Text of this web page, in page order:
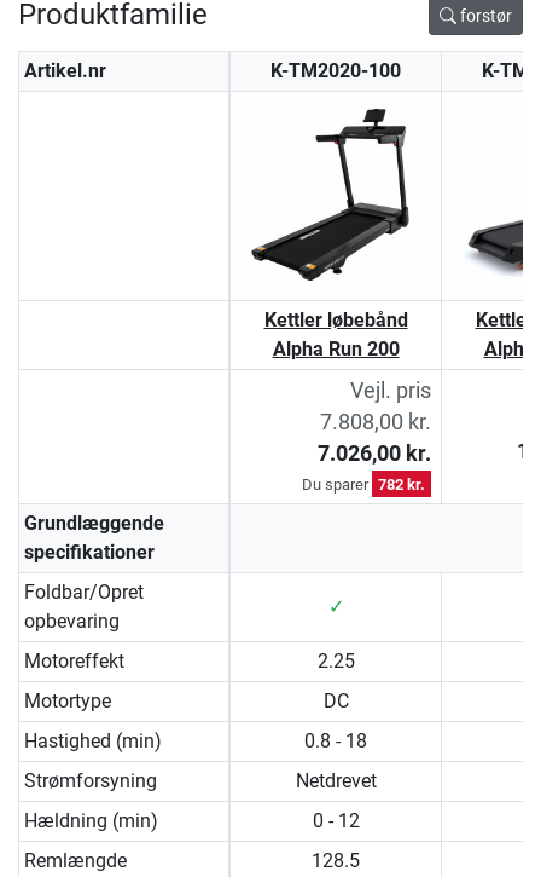
Produktfamilie forstør
Artikel.nr K-TM2020-100 K-
Kettler løbebånd
Alpha Run 200
Kettler
Alpha
Vejl. pris
7.808,00 kr.
7.026,00 kr.
Du sparer 782 kr.
Grundlæggende
specifikationer
Foldbar/Opret
opbevaring
✓
Motoreffekt
2.25
Motortype
DC
Hastighed (min)
0.8 - 18
Strømforsyning
Netdrevet
Hældning (min)
0 - 12
Remlængde
128.5